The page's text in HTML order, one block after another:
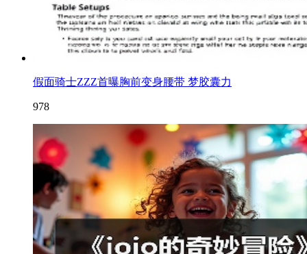
假面骑士ZZZ首曝胸前变身腰带 梦胶囊力
978